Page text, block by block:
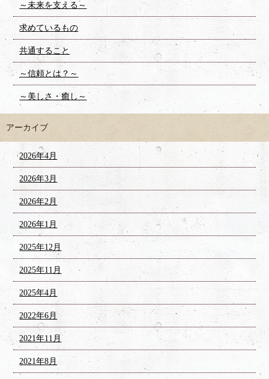
～未来を支える～
求めているもの
共通すること
～信頼とは？～
～美しさ・癒し～
アーカイブ
2026年4月
2026年3月
2026年2月
2026年1月
2025年12月
2025年11月
2025年4月
2022年6月
2021年11月
2021年8月